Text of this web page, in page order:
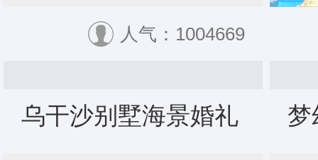
人气：1004669
乌干沙别墅海景婚礼 梦